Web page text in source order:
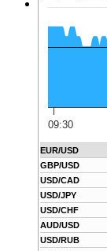
09:30
EUR/USD
GBP/USD
USD/CAD
USD/JPY
USD/CHF
AUD/USD
USD/RUB